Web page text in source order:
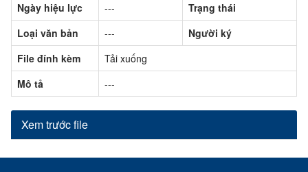
Ngày hiệu lực
---
Trạng thái
Loại văn bản
---
Người ký
File đính kèm
Tải xuống
Mô tả
---
Xem trước file